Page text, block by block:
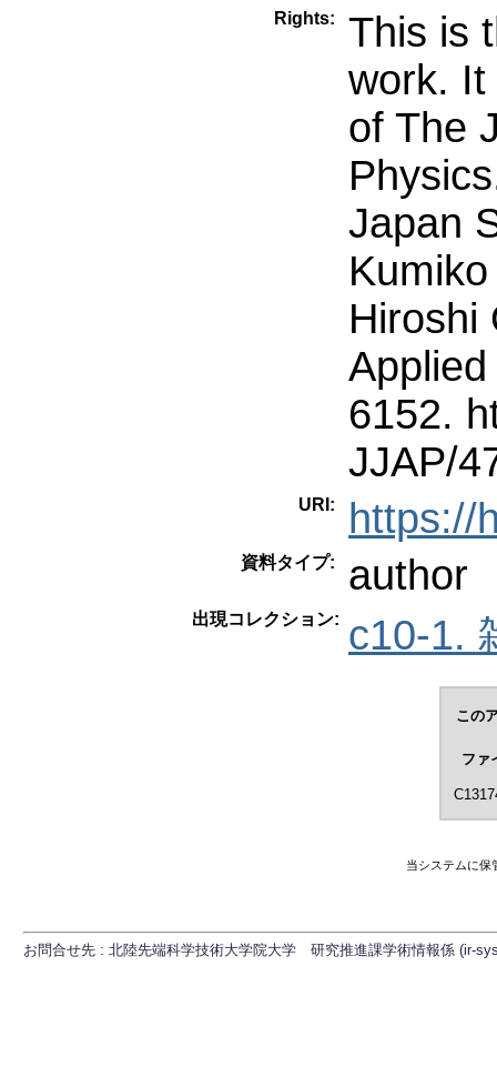
Rights:
This is
work. It
of The
Japan
Hiroshi
6152.
JJAP/
URI: https://
資料タイプ: author
出現コレクション: c10-1.
この
ファ
当システムに保
お問合せ先 : 北陸先端科学技術大学院大学 研究推進課学術情報係 (ir-